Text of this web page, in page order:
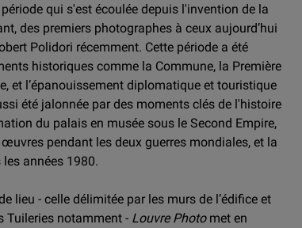
qui s'est écoulée depuis l'invention de la
des premiers photographes à ceux aujourd’hui
Polidori récemment. Cette période a été
historiques comme la Commune, la Première
et l’épanouissement diplomatique et touristique
été jalonnée par des moments clés de l'histoire
du palais en musée sous le Second Empire,
pendant les deux guerres mondiales, et la
années 1980.
lieu - celle délimitée par les murs de l’édifice et
Tuileries notamment - Louvre Photomet en